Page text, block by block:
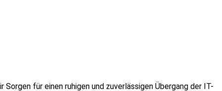
Sorgen für einen ruhigen und zuverlässigen Übergang der IT-